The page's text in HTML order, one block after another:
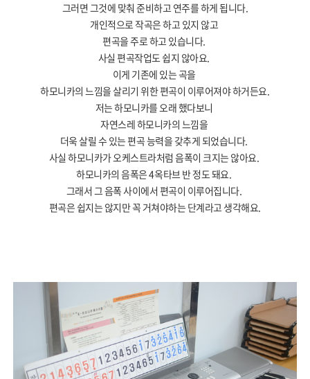
그러면 그것에 맞춰 준비하고 연주를 하게 됩니다.
개인적으로 작곡은 하고 있지 않고
편곡을 주로 하고 있습니다.
사실 편곡작업도 쉽지 않아요.
이게 기존에 있는 곡을
하모니카의 느낌을 살리기 위한 편곡이 이루어져야 하거든요.
저는 하모니카를 오래 했다보니
자연스레 하모니카의 느낌을
더욱 살릴 수 있는 편곡 능력을 갖추게 되었습니다.
사실 하모니카가 오케스트라처럼 음폭이 크지는 않아요.
하모니카의 음폭은4옥타브 반 정도 돼요.
그래서 그 음폭 사이에서 편곡이 이루어집니다.
편곡은 쉽지는 않지만 꼭 거쳐야하는 단계라고 생각해요.